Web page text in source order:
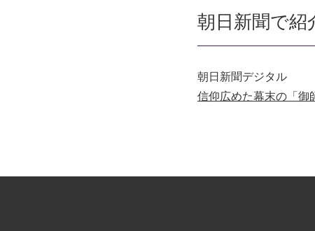
朝日新聞で紹
朝日新聞デジタル
信仰広めた幕末の「